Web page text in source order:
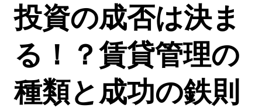
投資の成否は決ま
る！？賃貸管理の
種類と成功の鉄則